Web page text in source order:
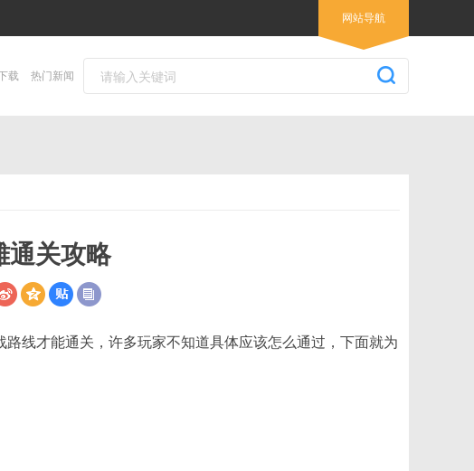
网站导航
载 热门新闻
通关攻略
线才能通关，许多玩家不知道具体应该怎么通过，下面就为